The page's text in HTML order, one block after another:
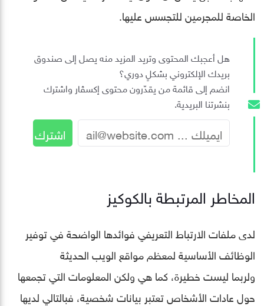
الخاصة للمجرمين للتجسس عليها.
هل أعجبك المحتوى وتريد المزيد منه يصل إلى صندوق
بريدك الإلكتروني بشكلٍ دوري؟
انضم إلى قائمة من يقدّرون محتوى إكسڤار واشترك
بنشرتنا البريدية.
المخاطر المرتبطة بالكوكيز
لدى ملفات الارتباط التعريفي فوائدها الواضحة في توفير
الوظائف الأساسية لمعظم مواقع الويب الحديثة
ولربما ليست خطيرة، كما هي ولكن المعلومات التي تجمعها
حول عادات الأشخاص تعتبر بيانات شخصية، فبالتالي لديها